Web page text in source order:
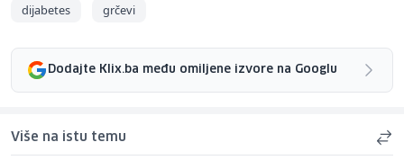
dijabetes grčevi
Dodajte Klix.ba među omiljene izvore na Googlu
Više na istu temu